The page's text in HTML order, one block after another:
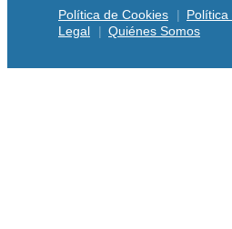
Política de Cookies Política
Legal
Quiénes Somos